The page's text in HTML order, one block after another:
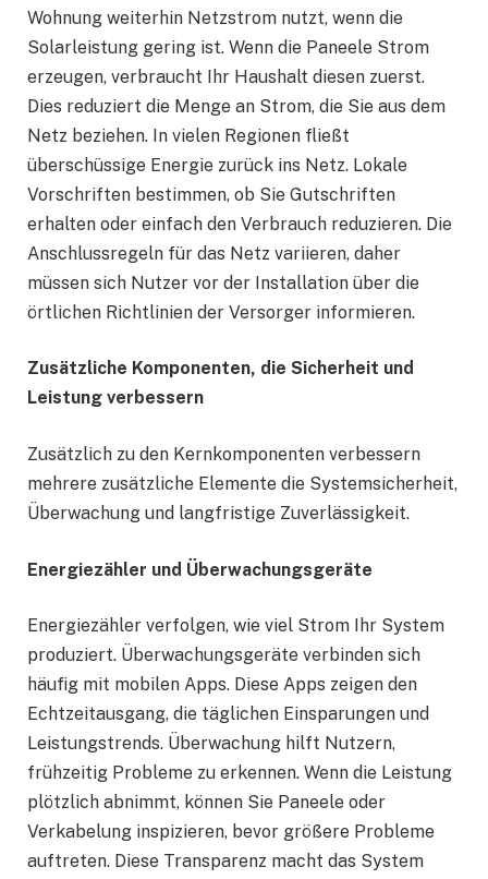
Wohnung weiterhin Netzstrom nutzt, wenn die
Solarleistung gering ist. Wenn die Paneele Strom
erzeugen, verbraucht Ihr Haushalt diesen zuerst.
Dies reduziert die Menge an Strom, die Sie aus dem
Netz beziehen. In vielen Regionen fließt
überschüssige Energie zurück ins Netz. Lokale
Vorschriften bestimmen, ob Sie Gutschriften
erhalten oder einfach den Verbrauch reduzieren. Die
Anschlussregeln für das Netz variieren, daher
müssen sich Nutzer vor der Installation über die
örtlichen Richtlinien der Versorger informieren.
Zusätzliche Komponenten, die Sicherheit und
Leistung verbessern
Zusätzlich zu den Kernkomponenten verbessern
mehrere zusätzliche Elemente die Systemsicherheit,
Überwachung und langfristige Zuverlässigkeit.
Energiezähler und Überwachungsgeräte
Energiezähler verfolgen, wie viel Strom Ihr System
produziert. Überwachungsgeräte verbinden sich
häufig mit mobilen Apps. Diese Apps zeigen den
Echtzeitausgang, die täglichen Einsparungen und
Leistungstrends. Überwachung hilft Nutzern,
frühzeitig Probleme zu erkennen. Wenn die Leistung
plötzlich abnimmt, können Sie Paneele oder
Verkabelung inspizieren, bevor größere Probleme
auftreten. Diese Transparenz macht das System